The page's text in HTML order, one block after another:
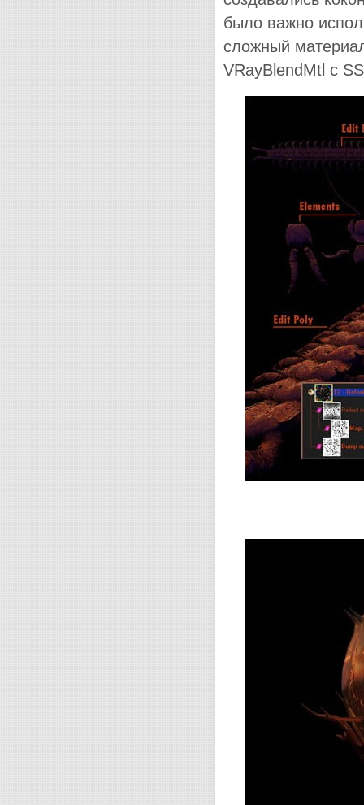
было важно
сложный
VRayBlendMtl с